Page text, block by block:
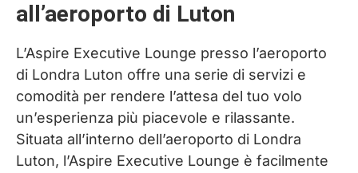
all’aeroporto di Luton
L’Aspire Executive Lounge presso l’aeroporto
di Londra Luton offre una serie di servizi e
comodità per rendere l’attesa del tuo volo
un’esperienza più piacevole e rilassante.
Situata all’interno dell’aeroporto di Londra
Luton, l’Aspire Executive Lounge è facilmente